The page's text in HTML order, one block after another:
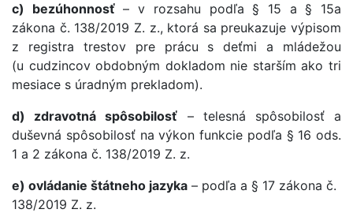
c) bezúhonnosť– v rozsahu podľa § 15 a § 15a
zákona č. 138/2019 Z. z., ktorá sa preukazuje výpisom
z registra trestov pre prácu s deťmi a mládežou
(u cudzincov obdobným dokladom nie starším ako tri
mesiace s úradným prekladom).
d) zdravotná spôsobilosť – telesná spôsobilosť a
duševná spôsobilosť na výkon funkcie podľa § 16 ods.
1 a 2 zákona č. 138/2019 Z. z.
e) ovládanie štátneho jazyka – podľa a § 17 zákona č.
138/2019 Z. z.